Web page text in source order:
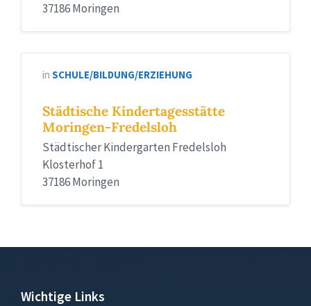
37186 Moringen
in SCHULE/BILDUNG/ERZIEHUNG
Städtische Kindertagesstätte
Moringen-Fredelsloh
Städtischer Kindergarten Fredelsloh
Klosterhof 1
37186 Moringen
Wichtige Links